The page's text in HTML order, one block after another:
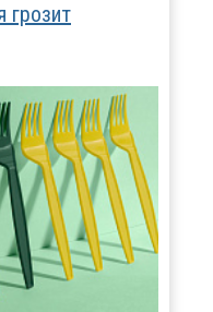
грозит